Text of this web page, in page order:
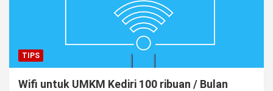
TIPS
Wifi untuk UMKM Kediri 100 ribuan / Bulan